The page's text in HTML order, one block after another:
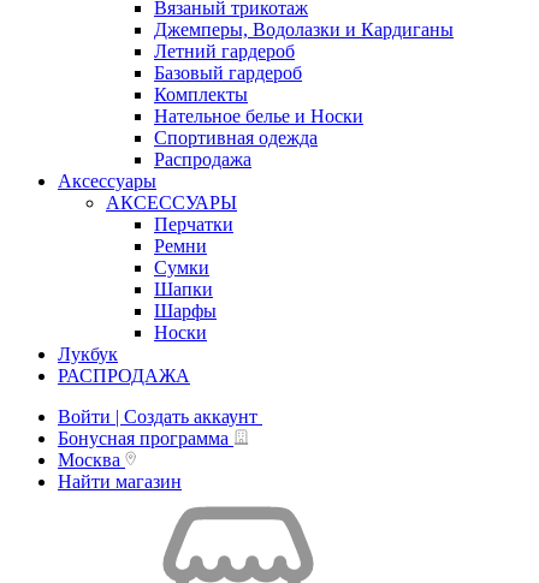
Вязаный трикотаж
Джемперы, Водолазки и Кардиганы
Летний гардероб
Базовый гардероб
Комплекты
Нательное белье и Носки
Спортивная одежда
Распродажа
Аксессуары
АКСЕССУАРЫ
Перчатки
Ремни
Сумки
Шапки
Шарфы
Носки
Лукбук
РАСПРОДАЖА
Войти | Создать аккаунт
Бонусная программа
Москва
Найти магазин